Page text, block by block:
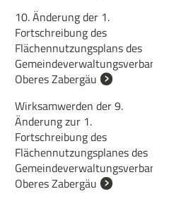
10. Änderung der 1.
Fortschreibung des
Flächennutzungsplans des
Gemeindeverwaltungsverbands
Oberes Zabergäu
Wirksamwerden der 9.
Änderung zur 1.
Fortschreibung des
Flächennutzungsplanes des
Gemeindeverwaltungsverbandes
Oberes Zabergäu